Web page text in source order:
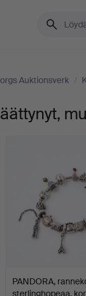
Auktionsverk /
PANDORA,
sterlinghopeaa,